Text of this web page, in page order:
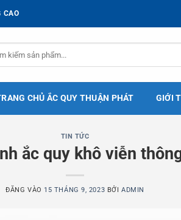
CAO
CHỦ ẮC QUY THUẬN PHÁT GIỚI
TIN TỨC
ắc quy khô viễn
ĐĂNG VÀO 15 THÁNG 9, 2023 BỞI ADMIN